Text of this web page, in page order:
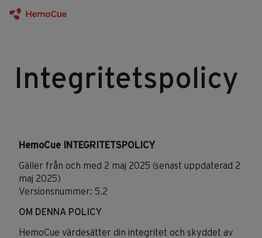
Integritetspolicy
HemoCue INTEGRITETSPOLICY
Gäller från och med 2 maj 2025 (senast uppdaterad 2
maj 2025)
Versionsnummer: 5.2
OM DENNA POLICY
HemoCue värdesätter din integritet och skyddet av